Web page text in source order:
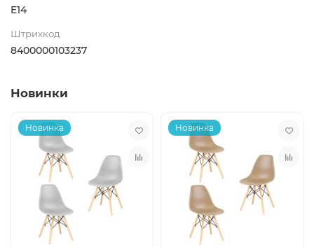
E14
Штрихкод
8400000103237
Новинки
Новинка Новинка